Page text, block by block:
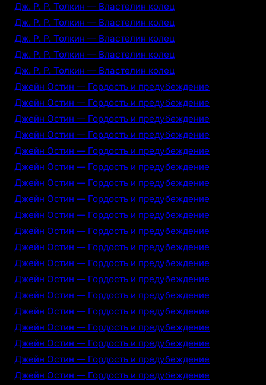
Дж. Р. Р. Толкин — Властелин колец
Дж. Р. Р. Толкин — Властелин колец
Дж. Р. Р. Толкин — Властелин колец
Дж. Р. Р. Толкин — Властелин колец
Дж. Р. Р. Толкин — Властелин колец
Джейн Остин — Гордость и предубеждение
Джейн Остин — Гордость и предубеждение
Джейн Остин — Гордость и предубеждение
Джейн Остин — Гордость и предубеждение
Джейн Остин — Гордость и предубеждение
Джейн Остин — Гордость и предубеждение
Джейн Остин — Гордость и предубеждение
Джейн Остин — Гордость и предубеждение
Джейн Остин — Гордость и предубеждение
Джейн Остин — Гордость и предубеждение
Джейн Остин — Гордость и предубеждение
Джейн Остин — Гордость и предубеждение
Джейн Остин — Гордость и предубеждение
Джейн Остин — Гордость и предубеждение
Джейн Остин — Гордость и предубеждение
Джейн Остин — Гордость и предубеждение
Джейн Остин — Гордость и предубеждение
Джейн Остин — Гордость и предубеждение
Джейн Остин — Гордость и предубеждение